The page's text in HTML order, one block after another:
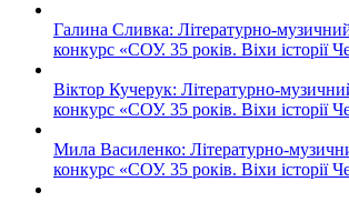
Галина Сливка: Літературно-
конкурс «СОУ. 35 років. Віхи історії
Віктор Кучерук: Літературно-
конкурс «СОУ. 35 років. Віхи історії
Мила Василенко: Літературно-
конкурс «СОУ. 35 років. Віхи історії